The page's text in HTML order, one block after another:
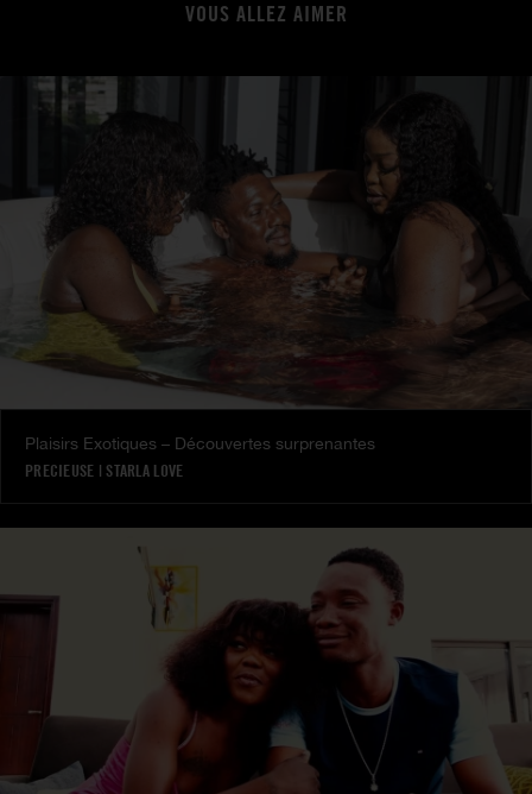
VOUS ALLEZ AIMER
Plaisirs Exotiques – Découvertes surprenantes
PRECIEUSE | STARLA LOVE